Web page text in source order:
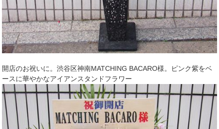
開店のお祝いに。渋谷区神南MATCHING BACARO様。ピンク紫をベ
ースに華やかなアイアンスタンドフラワー